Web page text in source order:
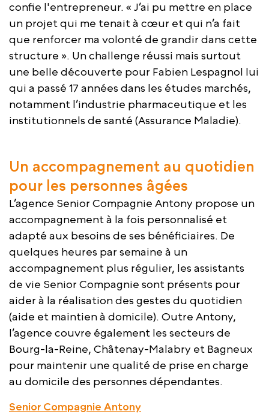
confie l'entrepreneur. « J’ai pu mettre en place
un projet qui me tenait à cœur et qui n’a fait
que renforcer ma volonté de grandir dans cette
structure ». Un challenge réussi mais surtout
une belle découverte pour Fabien Lespagnol lui
qui a passé 17 années dans les études marchés,
notamment l’industrie pharmaceutique et les
institutionnels de santé (Assurance Maladie).
Un accompagnement au quotidien
pour les personnes âgées
L’agence Senior Compagnie Antony propose un
accompagnement à la fois personnalisé et
adapté aux besoins de ses bénéficiaires. De
quelques heures par semaine à un
accompagnement plus régulier, les assistants
de vie Senior Compagnie sont présents pour
aider à la réalisation des gestes du quotidien
(aide et maintien à domicile). Outre Antony,
l’agence couvre également les secteurs de
Bourg-la-Reine, Châtenay-Malabry et Bagneux
pour maintenir une qualité de prise en charge
au domicile des personnes dépendantes.
Senior Compagnie Antony